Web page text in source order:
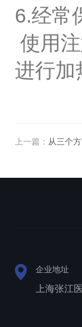
6.经常
使用
进行加
上一篇： 从三个
企业地址